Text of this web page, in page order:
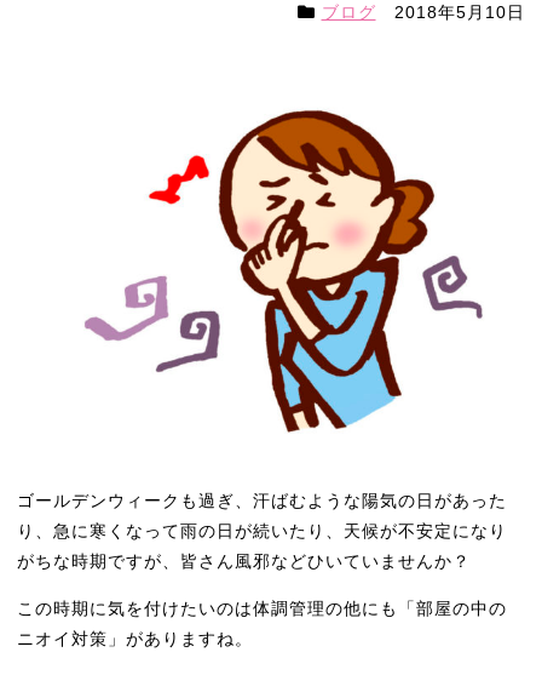
2018年5月10日
ブログ
ゴールデンウィークも過ぎ、汗ばむような陽気の日があった
り、急に寒くなって雨の日が続いたり、天候が不安定になり
がちな時期ですが、皆さん風邪などひいていませんか？
この時期に気を付けたいのは体調管理の他にも「部屋の中の
ニオイ対策」がありますね。